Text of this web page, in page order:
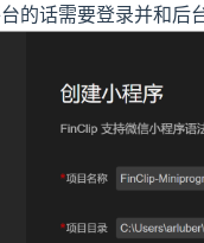
的话需要登录并和后